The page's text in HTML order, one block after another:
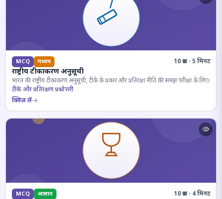
MCQ मध्यम 10 प्रश्न · 5 मिनट
राष्ट्रीय टीकाकरण अनुसूची
भारत की राष्ट्रीय टीकाकरण अनुसूची, टीके के प्रकार और प्रतिरक्षा नीति की समझ परीक्षा के लिए।
टीके और प्रतिरक्षण प्रश्नोत्तरी
क्विज़ लें
MCQ आसान 10 प्रश्न · 4 मिनट